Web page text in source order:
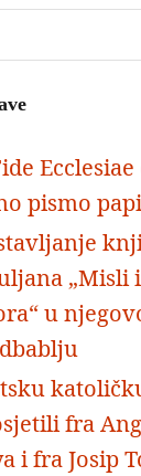
Ecclesiae
pismo
„Misli
u
fra
i fra Josip